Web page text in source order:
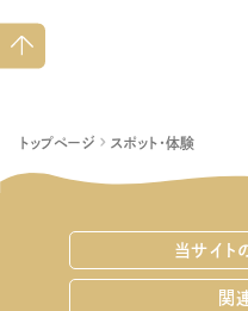
トップページ スポット・体験
ペー
ジト
ップ
当サイト
関